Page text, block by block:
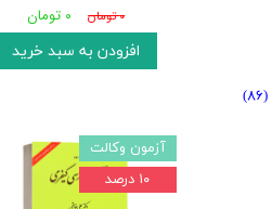
۰ تومان ۰ تومان
افزودن به سبد خرید
آزمون وکالت
۱۰ درصد
(۸۶)